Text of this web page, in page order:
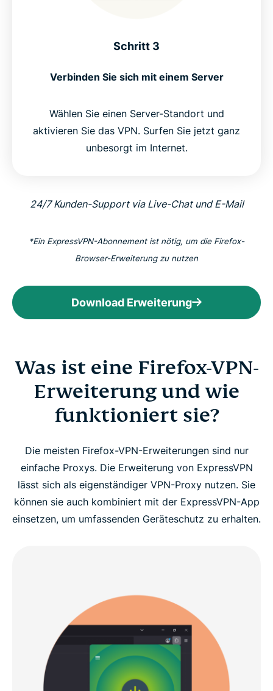
Schritt 3
Verbinden Sie sich mit einem Server
Wählen Sie einen Server-Standort und
aktivieren Sie das VPN. Surfen Sie jetzt ganz
unbesorgt im Internet.
24/7 Kunden-Support via Live-Chat und E-Mail
*Ein ExpressVPN-Abonnement ist nötig, um die Firefox-
Browser-Erweiterung zu nutzen
Download Erweiterung
Was ist eine Firefox-VPN-
Erweiterung und wie
funktioniert sie?
Die meisten Firefox-VPN-Erweiterungen sind nur
einfache Proxys. Die Erweiterung von ExpressVPN
lässt sich als eigenständiger VPN-Proxy nutzen. Sie
können sie auch kombiniert mit der ExpressVPN-App
einsetzen, um umfassenden Geräteschutz zu erhalten.